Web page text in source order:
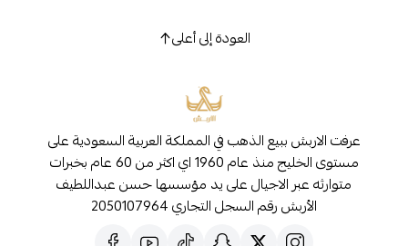
العودة إلى أعلى
عرفت الاربش ببيع الذهب في المملكة العربية السعودية على
مستوى الخليج منذ عام 1960 اي اكثر من 60 عام بخبرات
متوارثه عبر الاجيال على يد مؤسسها حسن عبداللطيف
الأربش رقم السجل التجاري 2050107964